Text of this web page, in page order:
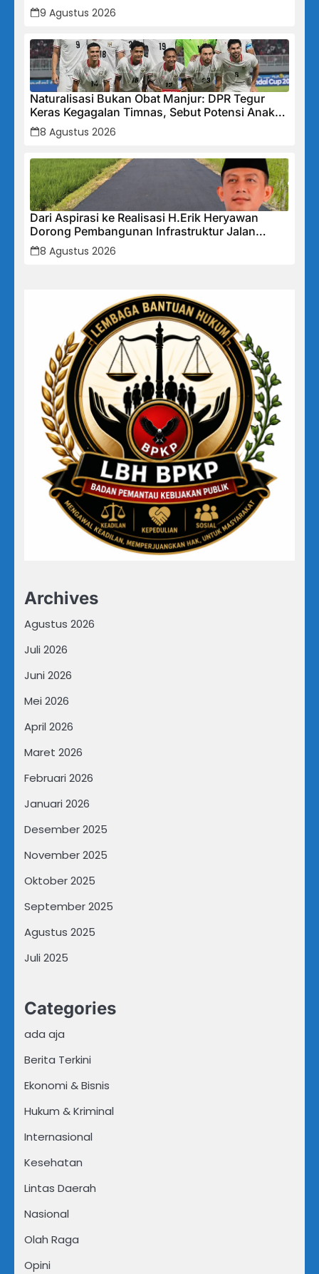
Medali Emas
9 Agustus 2026
Naturalisasi Bukan Obat Manjur: DPR Tegur
Keras Kegagalan Timnas, Sebut Potensi Anak
Bangsa Terabaikan Demi “Jalan Pintas”
8 Agustus 2026
Dari Aspirasi ke Realisasi H.Erik Heryawan
Dorong Pembangunan Infrastruktur Jalan
Cikalong Bunder
8 Agustus 2026
Archives
Agustus 2026
Juli 2026
Juni 2026
Mei 2026
April 2026
Maret 2026
Februari 2026
Januari 2026
Desember 2025
November 2025
Oktober 2025
September 2025
Agustus 2025
Juli 2025
Categories
ada aja
Berita Terkini
Ekonomi & Bisnis
Hukum & Kriminal
Internasional
Kesehatan
Lintas Daerah
Nasional
Olah Raga
Opini